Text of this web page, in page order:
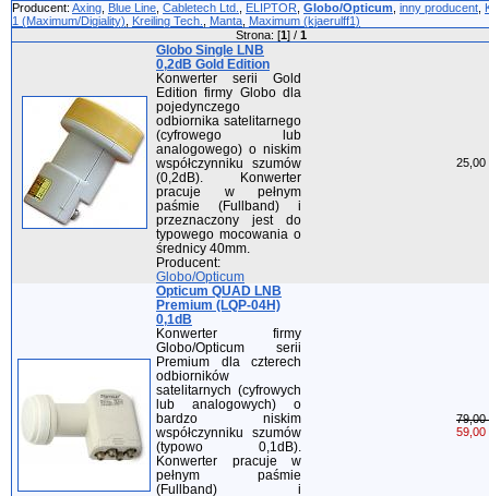
Producent: Axing Blue Line Cabletech Ltd. ELIPTOR Globo/Opticum inny producent
1 (Maximum/Digiality)
Kreiling Tech. Manta Maximum (kjaerulff1)
Strona: [1] / 1
Globo Single LNB
0,2dB Gold Edition
Konwerter serii Gold
Edition firmy Globo dla
pojedynczego
odbiornika satelitarnego
(cyfrowego lub
analogowego) o niskim
współczynniku szumów
(0,2dB). Konwerter
pracuje w pełnym
paśmie (Fullband) i
przeznaczony jest do
typowego mocowania o
średnicy 40mm.
Producent:
Globo/Opticum
25,00
Opticum QUAD LNB
Premium (LQP-04H)
0,1dB
Konwerter firmy
Globo/Opticum serii
Premium dla czterech
odbiorników
satelitarnych (cyfrowych
lub analogowych) o
bardzo niskim
współczynniku szumów
(typowo 0,1dB).
Konwerter pracuje w
pełnym paśmie
(Fullband) i
79,00
59,00